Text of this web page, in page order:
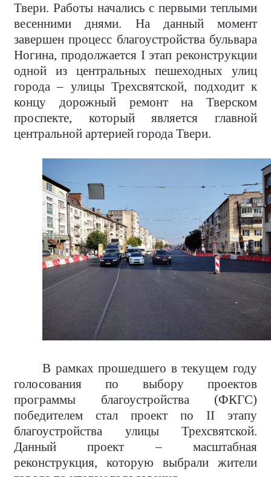
Твери. Работы начались с первыми теплыми
весенними днями. На данный момент
завершен процесс благоустройства бульвара
Ногина, продолжается Iэтап реконструкции
одной из центральных пешеходных улиц
города ­– улицы Трехсвятской, подходит к
концу дорожный ремонт на Тверском
проспекте, который является главной
центральной артерией города Твери.
В рамках прошедшего в текущем году
голосования по выбору проектов
программы благоустройства (ФКГС)
победителем стал проект по II этапу
благоустройства улицы Трехсвятской.
Данный проект – масштабная
реконструкция, которую выбрали жители